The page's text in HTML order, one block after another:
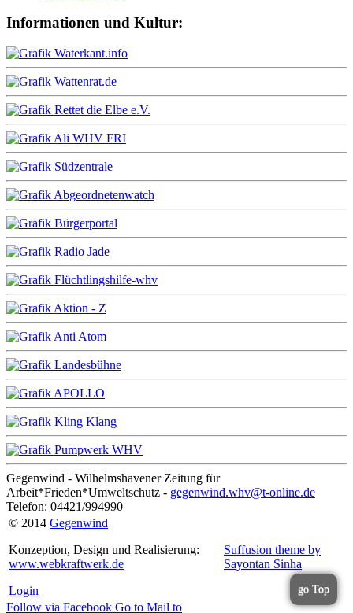
Informationen und Kultur:
Gegenwind - Wilhelmshavener Zeitung für
Arbeit*Frieden*Umweltschutz - gegenwind.whv@t-online.de
Telefon: 04421/994990
© 2014 Gegenwind
Konzeption, Design und Realisierung:
www.webkraftwerk.de
Login
Suffusion theme by
Sayontan Sinha
Follow via Facebook Go to Mail to
go Top